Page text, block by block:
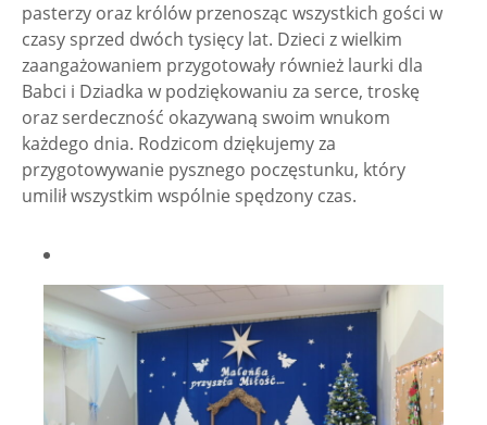
pasterzy oraz królów przenosząc wszystkich gości w
czasy sprzed dwóch tysięcy lat. Dzieci z wielkim
zaangażowaniem przygotowały również laurki dla
Babci i Dziadka w podziękowaniu za serce, troskę
oraz serdeczność okazywaną swoim wnukom
każdego dnia. Rodzicom dziękujemy za
przygotowywanie pysznego poczęstunku, który
umilił wszystkim wspólnie spędzony czas.